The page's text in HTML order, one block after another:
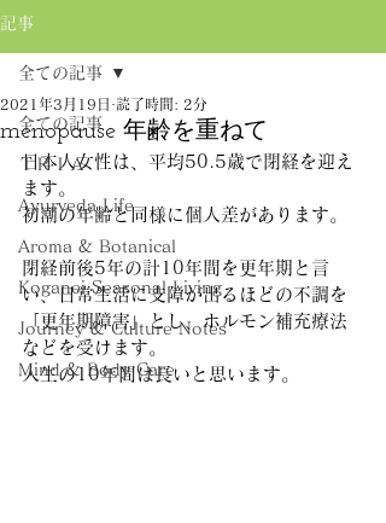
記事
全ての記事
ＴＲＩＡ
Ayurveda Life
Aroma & Botanical
Koganei Seasonal Living
Journey & Culture Notes
Mind & Body Care
全ての記事
menopause 年齢を重ねて
2021年3月19日 読了時間: 2分
日本人女性は、平均50.5歳で閉経を迎え
ます。
初潮の年齢と同様に個人差があります。
閉経前後5年の計10年間を更年期と言
い、日常生活に支障が出るほどの不調を
「更年期障害」とし、ホルモン補充療法
などを受けます。
人生の10年間は長いと思います。